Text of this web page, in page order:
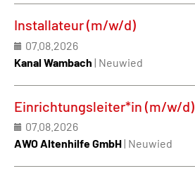
Installateur (m/w/d)
07.08.2026
Kanal Wambach | Neuwied
Einrichtungsleiter*in (m/w/d)
07.08.2026
AWO Altenhilfe GmbH| Neuwied